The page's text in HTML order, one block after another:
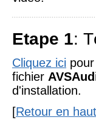
Etape 1:
Cliquez ici
fichier
d'installation.
[Retour en haut